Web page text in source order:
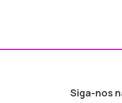
Siga-nos